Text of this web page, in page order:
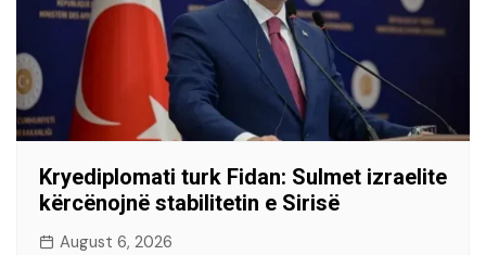
Kryediplomati turk Fidan: Sulmet izraelite
kërcënojnë stabilitetin e Sirisë
August 6, 2026